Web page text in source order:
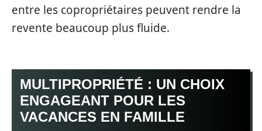
entre les copropriétaires peuvent rendre la
revente beaucoup plus fluide.
MULTIPROPRIÉTÉ : UN CHOIX
ENGAGEANT POUR LES
VACANCES EN FAMILLE